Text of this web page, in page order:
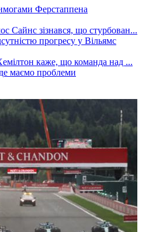
Ферстаппена
прогресу у Вільямс
маємо проблеми